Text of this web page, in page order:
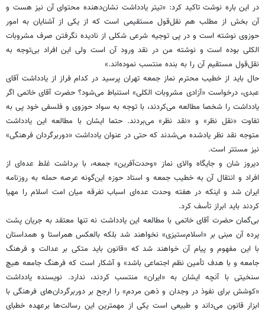
در این باره نوشت تاکید کرد: «تیتر یادداشت نشان‌دهنده محتوای آن نیز هست و
آن بخش از مطلب هم نقل‌قول مستقیمی است که از یکی از آشنایان به امور
حوزوی نوشته است و در پی توجیه شرعی شکلی از نادیده نگرفتن صرف مشروبات
الکلی بوده است و نوشته من در نقد ورود آن است ولی این افراد بی‌توجه به
نقل‌قول مستقیم آن را به بنده منتسب نموده‌اند.»
حال باید از خطیب محترم نماز جمعه تهران پرسید در کدام فراز از یادداشت آقای
عبدی، درخواست «آزادی مشروبات الکلی» استنباط می‌شود؟ حضرت آقای خاتمی اگر
یادداشت را شخصا مطالعه می‌کردند، با توجه به سواد حوزوی و فلسفی خود پی به
تفاوت «نقل نظر» و «نقد نظر» می‌بردند. حتما ایشان با مطالعه این یادداشت
متوجه نقد نظر یادشده می‌شدند که حتی در عنوان یادداشت «دوربرگردان فرهنگی»
نیز مستتر است.
دیروز شان و جایگاه والای نماز «وحدت‌آفرین» جمعه، با برداشت غلط عده‌ای از
افراد و انتقال آن به خطیب جمعه و استاد حوزه این‌گونه عرصه حمله به روزنامه
ایران شد و اینکه در هفته وحدت عده‌ای اسباب تفرقه میان امت اسلام را مهیا
کردند باید ابراز تأسف کرد.
بی‌گمان حضرت آقای خاتمی با مطالعه این یادداشت نه تنها معتقد به جریان پشت
پرده آن مبنی بر «اسلام‌ستیزی» نخواهند شد بلکه بالعکس همراستا و همداستان
با این مفهوم و پیام آن خواهند شد که «قانون باید متکی بر عدالت و فرهنگ
جامعه و با هدف تأمین نظم اجتماعی باشد» و آشکار است که فرهنگ جامعه هیچ
سنخیتی با آنچه ایشان به «ایران» منتسب کردند، ندارد. نویسنده یادداشت
«کوشش برای نفوذ در وجدان و ذهن مردم» را ارجح بر دوربرگردان‌های فرهنگی با
ابزار قانون می‌داند و طبیعی است یکی از مهمترین این رسالت‌ها برعهده خطبای